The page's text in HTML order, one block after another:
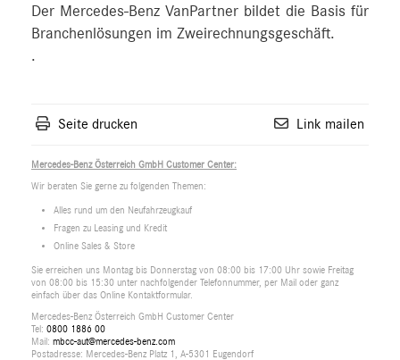
Der Mercedes-Benz VanPartner bildet die Basis für
Branchenlösungen im Zweirechnungsgeschäft.
.
Seite drucken Link mailen
Mercedes-Benz Österreich GmbH Customer Center:
Wir beraten Sie gerne zu folgenden Themen:
Alles rund um den Neufahrzeugkauf
Fragen zu Leasing und Kredit
Online Sales & Store
Sie erreichen uns Montag bis Donnerstag von 08:00 bis 17:00 Uhr sowie Freitag
von 08:00 bis 15:30 unter nachfolgender Telefonnummer, per Mail oder ganz
einfach über das Online Kontaktformular.
Mercedes-Benz Österreich GmbH Customer Center
Tel: 0800 1886 00
Mail: mbcc-aut@mercedes-benz.com
Postadresse: Mercedes-Benz Platz 1, A-5301 Eugendorf